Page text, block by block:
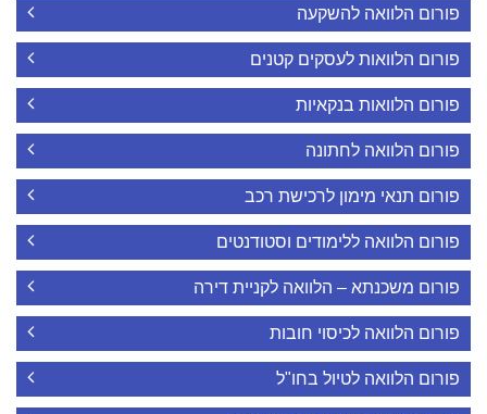
פורום הלוואה להשקעה
פורום הלוואות לעסקים קטנים
פורום הלוואות בנקאיות
פורום הלוואה לחתונה
פורום תנאי מימון לרכישת רכב
פורום הלוואה ללימודים וסטודנטים
פורום משכנתא – הלוואה לקניית דירה
פורום הלוואה לכיסוי חובות
פורום הלוואה לטיול בחו"ל